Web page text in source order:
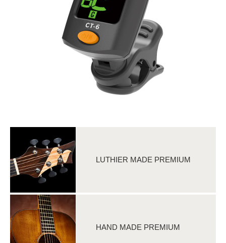
LUTHIER MADE PREMIUM
HAND MADE PREMIUM